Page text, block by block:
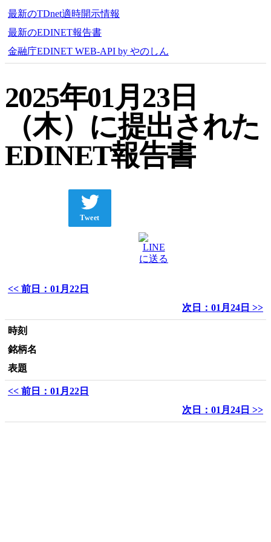
最新のTDnet適時開示情報
最新のEDINET報告書
金融庁EDINET WEB-API by やのしん
2025年01月23日
（木）に提出された
EDINET報告書
Tweet
<< 前日：01月22日
次日：01月24日 >>
時刻
銘柄名
表題
<< 前日：01月22日
次日：01月24日 >>